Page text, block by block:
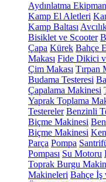
Aydınlatma
Kamp El Aletleri
Kamp Baltası
Bisiklet ve Scooter
Çapa Kürek Bahçe
Makası Fide Dikici
Çim Makası Tırpan
Budama Testeresi
Çapalama Makinesi
Yaprak Toplama
Testereler Benzinli
Biçme Makinesi
Biçme Makinesi
Parça Pompa
Pompası Su Motoru
Toprak Burgu
Makineleri Bahçe İş